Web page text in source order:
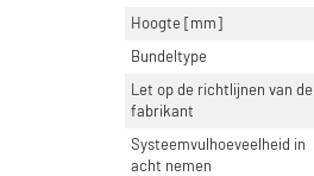
Hoogte [mm]
Bundeltype
Let op de richtlijnen van de
fabrikant
Systeemvulhoeveelheid in
acht nemen